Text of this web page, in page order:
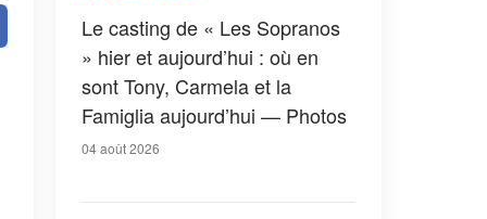
Le casting de « Les Sopranos
» hier et aujourd’hui : où en
sont Tony, Carmela et la
Famiglia aujourd’hui — Photos
04 août 2026